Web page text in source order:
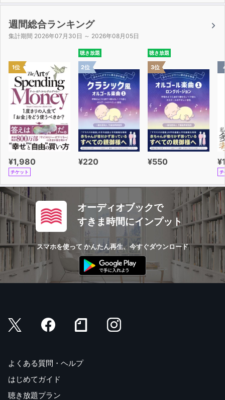
週間総合ランキング
集計期間 2026年07月30日 ～ 2026年08月05日
1位
¥1,980
チケット
聴き放題
2位
¥220
聴き放題
3位
¥550
チ
オーディオブックで
すきま時間にインプット
スマホを使って かんたん再生、今すぐダウンロード
よくある質問・ヘルプ
はじめてガイド
聴き放題プラン